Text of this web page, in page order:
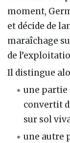
moment,
et décide de
maraîchage
de
Il distingue
une partie
convertit
sur sol
une autre